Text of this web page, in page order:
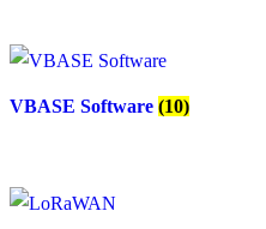
VBASE Software (10)